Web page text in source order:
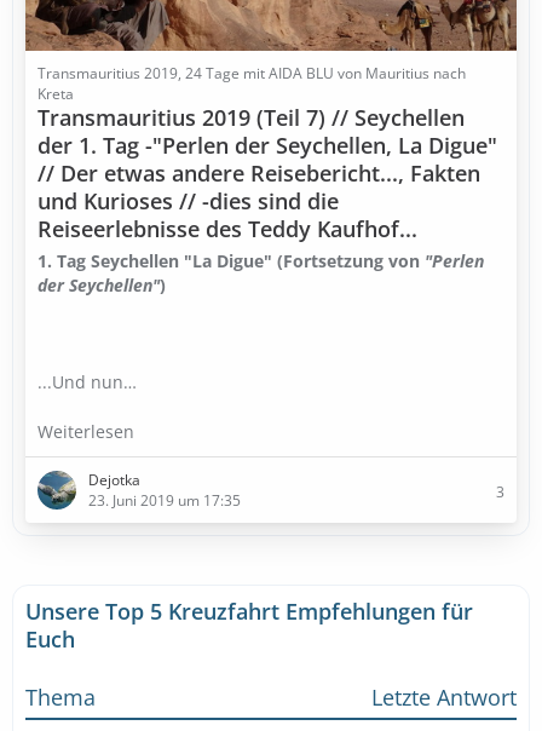
Transmauritius 2019, 24 Tage mit AIDA BLU von Mauritius nach
Kreta
Transmauritius 2019 (Teil 7) // Seychellen
der 1. Tag -"Perlen der Seychellen, La Digue"
// Der etwas andere Reisebericht..., Fakten
und Kurioses // -dies sind die
Reiseerlebnisse des Teddy Kaufhof...
1. Tag Seychellen "La Digue" (Fortsetzung von "Perlen
der Seychellen")
...Und nun…
Weiterlesen
Dejotka
23. Juni 2019 um 17:35
3
Unsere Top 5 Kreuzfahrt Empfehlungen für
Euch
Thema
Letzte Antwort